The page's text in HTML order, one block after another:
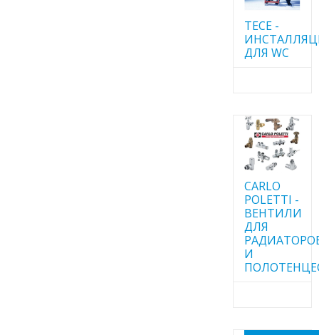
TECE -
ДЛЯ WC
CARLO
POLETTI -
ВЕНТИЛИ
ДЛЯ
И